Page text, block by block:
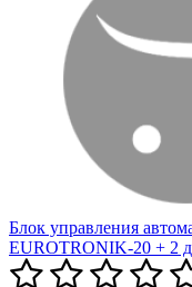
Блок управления
EUROTRONIK-20 + 2